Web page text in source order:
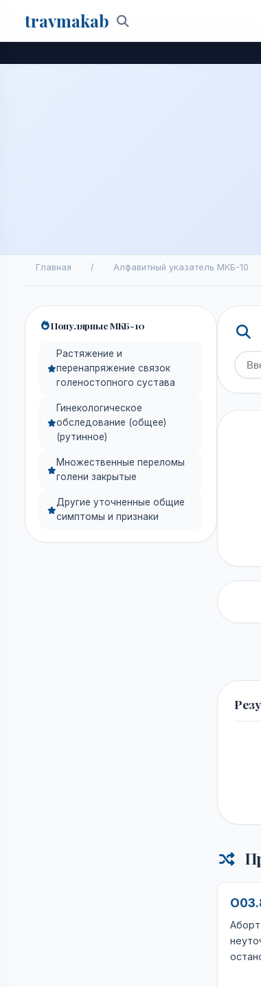
travmakab Поиск
Главная / Алфавитный указатель МКБ-10
Популярные МКБ-10
Растяжение и
перенапряжение связок
голеностопного сустава
Гинекологическое
обследование (общее)
(рутинное)
Множественные переломы
голени закрытые
Другие уточненные общие
симптомы и признаки